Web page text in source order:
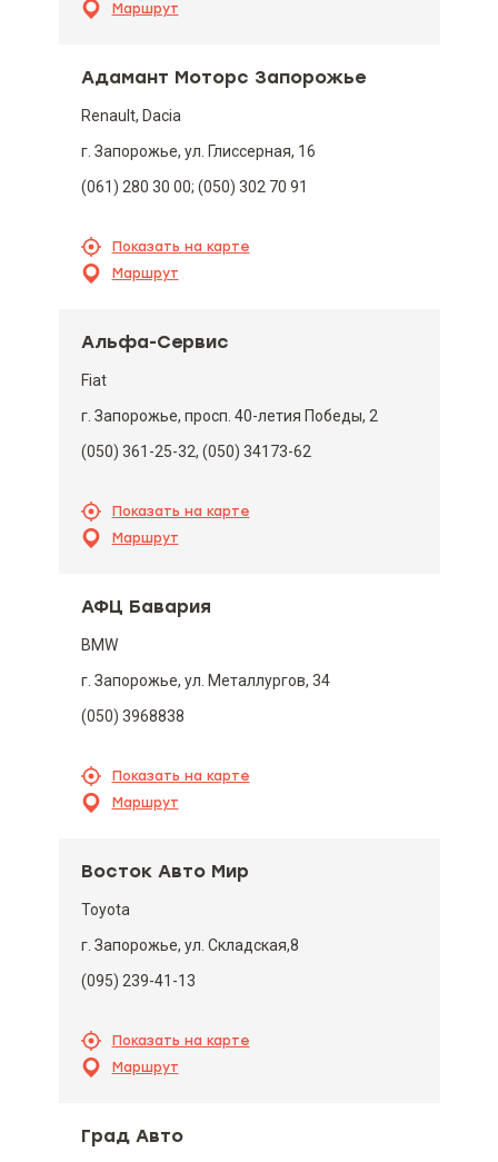
Маршрут
Адамант Моторс Запорожье
Renault, Dacia
г. Запорожье, ул. Глиссерная, 16
(061) 280 30 00; (050) 302 70 91
Показать на карте
Маршрут
Альфа-Сервис
Fiat
г. Запорожье, просп. 40-летия Победы, 2
(050) 361-25-32, (050) 34173-62
Показать на карте
Маршрут
АФЦ Бавария
BMW
г. Запорожье, ул. Металлургов, 34
(050) 3968838
Показать на карте
Маршрут
Восток Авто Мир
Toyota
г. Запорожье, ул. Складская,8
(095) 239-41-13
Показать на карте
Маршрут
Град Авто